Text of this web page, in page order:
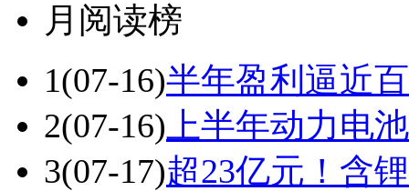
月阅读榜
1(07-16)半年盈利逼近
2(07-16) 上半年动力电
3(07-17)超23亿元！含